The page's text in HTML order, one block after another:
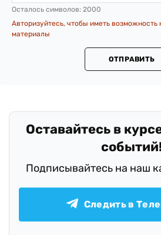
Осталось символов: 2000
Авторизуйтесь, чтобы иметь возможность
материалы
ОТПРАВИТЬ
Оставайтесь в
Подписывайтесь на наш
Следить в